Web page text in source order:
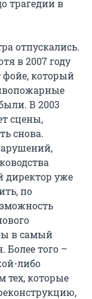
трагедии в
отпускались.
в 2007 году
который
В 2003
сцены,
снова.
директор уже
по
в самый
Более того –
либо
тех, которые